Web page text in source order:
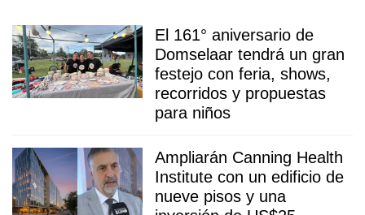
El 161° aniversario de
Domselaar tendrá un gran
festejo con feria, shows,
recorridos y propuestas
para niños
Ampliarán Canning Health
Institute con un edificio de
nueve pisos y una